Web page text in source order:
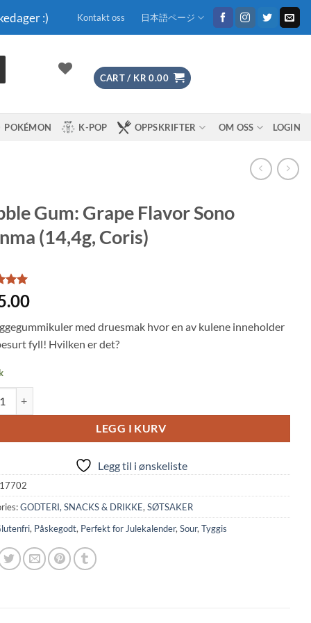
:) Kontakt oss 日本語ページ
CART / KR 0.00
POKÉMON K-POP OPPSKRIFTER OM OSS LOGIN
Gum: Grape Flavor Sono
(14,4g, Coris)
5
5
med druesmak hvor en av kulene inneholder
fyll! Hvilken er det?
LEGG I KURV
Legg til i ønskeliste
GODTERI, SNACKS & DRIKKE, SØTSAKER
, Påskegodt, Perfekt for Julekalender, Sour, Tyggis